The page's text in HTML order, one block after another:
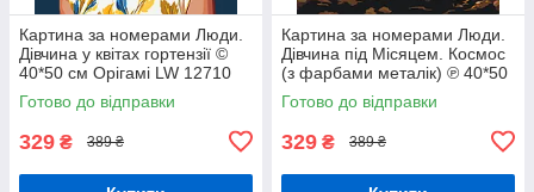
Картина за номерами Люди.
Дівчина у квітах гортензії ©
40*50 см Орігамі LW 12710
Готово до відправки
329 ₴ 389 ₴
Картина за номерами Люди.
Дівчина під Місяцем. Космос
(з фарбами металік) ℗ 40*50
см Орігамі LW 3401
Готово до відправки
329 ₴ 389 ₴